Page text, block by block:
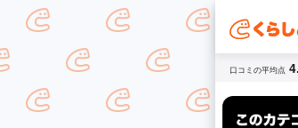
口コミの平均点